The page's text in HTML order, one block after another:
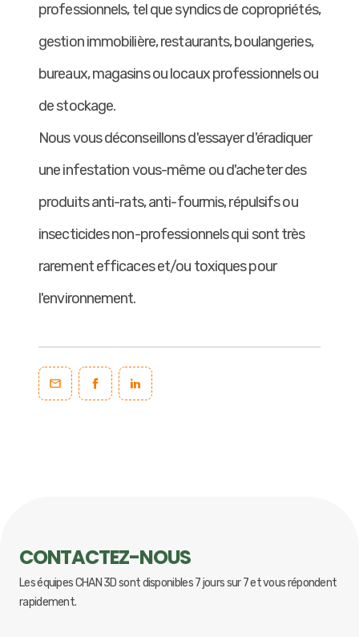
professionnels, tel que syndics de copropriétés,
gestion immobilière, restaurants, boulangeries,
bureaux, magasins ou locaux professionnels ou
de stockage.
Nous vous déconseillons d'essayer d'éradiquer
une infestation vous-même ou d'acheter des
produits anti-rats, anti-fourmis, répulsifs ou
insecticides non-professionnels qui sont très
rarement efficaces et/ou toxiques pour
l'environnement.
CONTACTEZ-NOUS
Les équipes CHAN 3D sont disponibles 7 jours sur 7 et vous répondent
rapidement.